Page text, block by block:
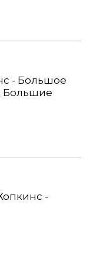
- Большое
Большие
-